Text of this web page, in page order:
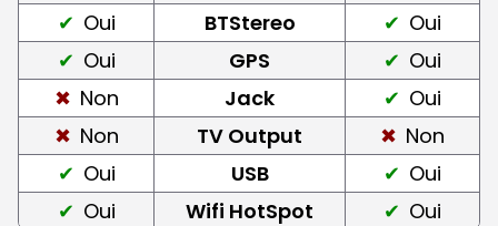
Oui
BTStereo
Oui
Oui
GPS
Oui
Non
Jack
Oui
Non
TV Output
Non
Oui
USB
Oui
Oui
Wifi HotSpot Oui